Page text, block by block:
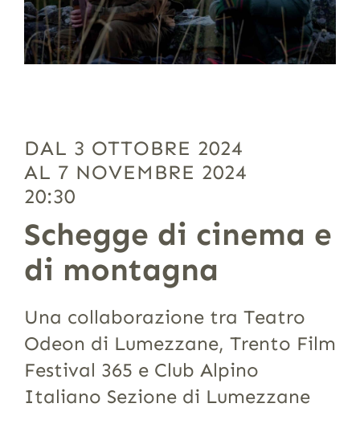
DAL 3 OTTOBRE 2024
AL 7 NOVEMBRE 2024
20:30
Schegge di cinema e
di montagna
Una collaborazione tra Teatro
Odeon di Lumezzane, Trento Film
Festival 365 e Club Alpino
Italiano Sezione di Lumezzane